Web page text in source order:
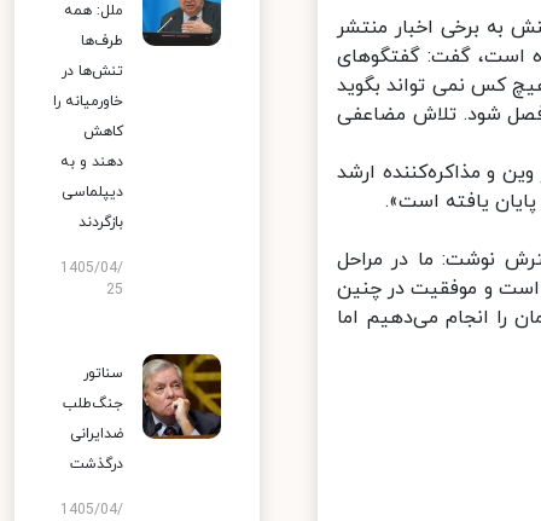
برخی اخبار منتشر
است، گفت: گفتگوهای
کس نمی تواند بگوید
شود. تلاش مضاعفی
و مذاکره‌کننده ارشد
یافته است».
نوشت: ما در مراحل
است و موفقیت در چنین
انجام می‌دهیم اما
ملل: همه
طرف‌ها
تنش‌ها در
خاورمیانه را
کاهش
دهند و به
دیپلماسی
بازگردند
1405/04/
25
سناتور
جنگ‌طلب
ضدایرانی
درگذشت
1405/04/